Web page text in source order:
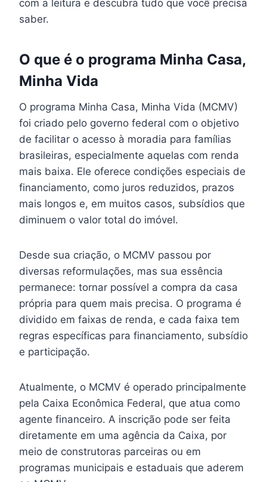
com a leitura e descubra tudo que você precisa
saber.
O que é o programa Minha Casa,
Minha Vida
O programa Minha Casa, Minha Vida (MCMV)
foi criado pelo governo federal com o objetivo
de facilitar o acesso à moradia para famílias
brasileiras, especialmente aquelas com renda
mais baixa. Ele oferece condições especiais de
financiamento, como juros reduzidos, prazos
mais longos e, em muitos casos, subsídios que
diminuem o valor total do imóvel.
Desde sua criação, o MCMV passou por
diversas reformulações, mas sua essência
permanece: tornar possível a compra da casa
própria para quem mais precisa. O programa é
dividido em faixas de renda, e cada faixa tem
regras específicas para financiamento, subsídio
e participação.
Atualmente, o MCMV é operado principalmente
pela Caixa Econômica Federal, que atua como
agente financeiro. A inscrição pode ser feita
diretamente em uma agência da Caixa, por
meio de construtoras parceiras ou em
programas municipais e estaduais que aderem